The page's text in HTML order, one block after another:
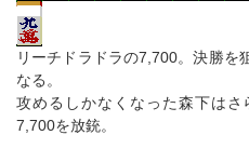
リーチドラドラの7,700。決勝を
なる。
攻めるしかなくなった森下は
7,700を放銃。